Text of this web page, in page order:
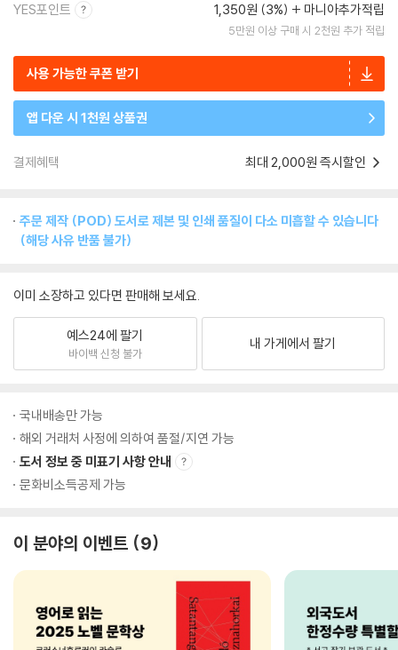
YES포인트 1,350원 (3%) 마니아추가적립
5만원 이상 구매 시 2천원 추가 적립
사용 가능한 쿠폰 받기
앱 다운 시 1천원 상품권
결제혜택 최대 2,000원 즉시할인
주문 제작 (POD) 도서로 제본 및 인쇄 품질이 다소 미흡할 수 있습니다
(해당 사유 반품 불가)
이미 소장하고 있다면 판매해 보세요.
예스24에 팔기
바이백 신청 불가
내 가게에서 팔기
국내배송만 가능
해외 거래처 사정에 의하여 품절/지연 가능
도서 정보 중 미표기 사항 안내
문화비소득공제 가능
이 분야의 이벤트 9